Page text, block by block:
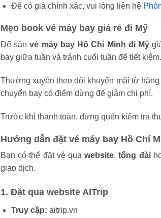
Để có giá chính xác, vui lòng liên hệ
Mẹo book vé máy bay giá rẻ đi Mỹ
Để sănvé máy bay Hồ Chí Minh đi Mỹ
bay giữa tuần và tránh cuối tuần để tiết kiệm.
Thường xuyên theo dõi khuyến mãi từ
chuyến bay có điểm dừng để giảm chi phí.
Trước khi thanh toán, đừng quên kiểm tra
Hướng dẫn đặt vé máy bay Hồ Chí
Bạn có thể đặt vé quawebsite,tổng đài
giao dịch.
1. Đặt qua website AITrip
Truy cập: aitrip.vn